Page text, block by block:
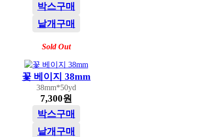
박스구매
낱개구매
Sold Out
꽃 베이지 38mm
38mm*50yd
7,300원
박스구매
낱개구매